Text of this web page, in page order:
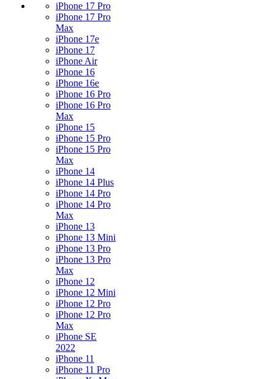
iPhone 17 Pro
iPhone 17 Pro
Max
iPhone 17e
iPhone 17
iPhone Air
iPhone 16
iPhone 16e
iPhone 16 Pro
iPhone 16 Pro
Max
iPhone 15
iPhone 15 Pro
iPhone 15 Pro
Max
iPhone 14
iPhone 14 Plus
iPhone 14 Pro
iPhone 14 Pro
Max
iPhone 13
iPhone 13 Mini
iPhone 13 Pro
iPhone 13 Pro
Max
iPhone 12
iPhone 12 Mini
iPhone 12 Pro
iPhone 12 Pro
Max
iPhone SE
2022
iPhone 11
iPhone 11 Pro